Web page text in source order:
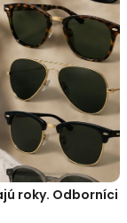
roky. Odborníci